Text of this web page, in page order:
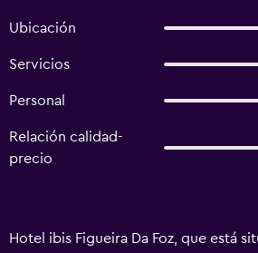
Ubicación
Servicios
Personal
Relación calidad-
precio
Hotel ibis Figueira Da Foz, que está